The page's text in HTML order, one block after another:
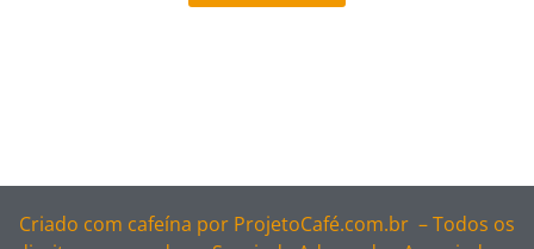
Criado com cafeína por ProjetoCafé.com.br –Todos os